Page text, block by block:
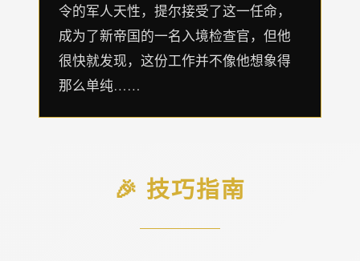
令的军人天性，提尔接受了这一任命，
成为了新帝国的一名入境检查官，但他
很快就发现，这份工作并不像他想象得
那么单纯……
🎉 技巧指南